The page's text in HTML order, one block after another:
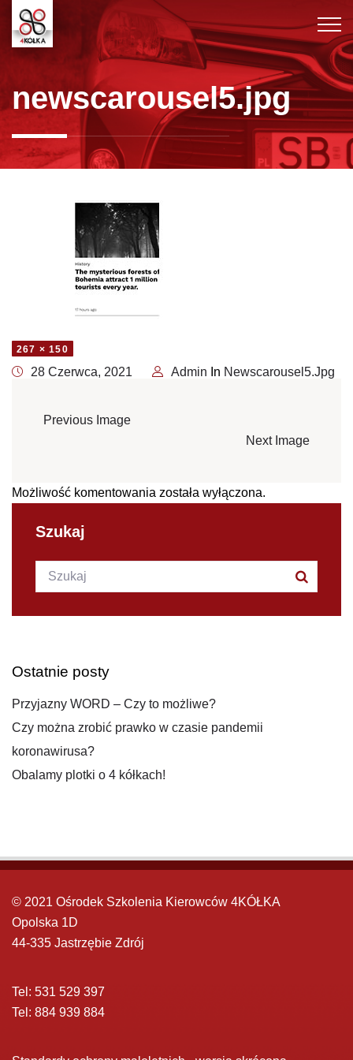
newscarousel5.jpg
267 × 150
28 Czerwca, 2021 Admin In Newscarousel5.jpg
Previous Image
Next Image
Możliwość komentowania została wyłączona.
Szukaj
Szukana fraza:
Ostatnie posty
Przyjazny WORD – Czy to możliwe?
Czy można zrobić prawko w czasie pandemii
koronawirusa?
Obalamy plotki o 4 kółkach!
© 2021 Ośrodek Szkolenia Kierowców 4KÓŁKA
Opolska 1D
44-335 Jastrzębie Zdrój
Tel: 531 529 397
Tel: 884 939 884